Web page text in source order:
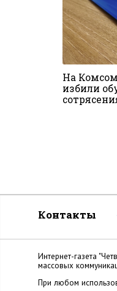
На
избили
Контакты
Интернет-газета
массовых
При любом